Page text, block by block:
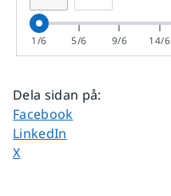
1/6 5/6 9/6 14/6
Dela sidan på:
Dela sidan på
Facebook
Dela sidan på
LinkedIn
Dela sidan på
X